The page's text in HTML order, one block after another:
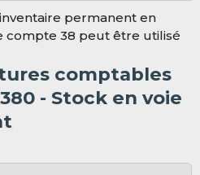
permanent en
compte 38 peut être utilisé
comptables
- Stock en voie